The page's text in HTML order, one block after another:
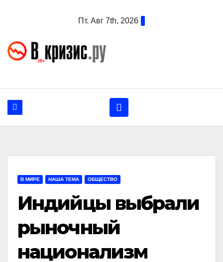
Пт. Авг 7th, 2026
В МИРЕ НАША ТЕМА ОБЩЕСТВО
Индийцы выбрали
рыночный
национализм